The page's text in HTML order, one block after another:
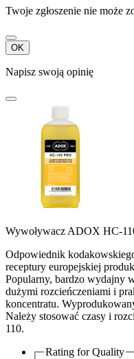
Twoje zgłoszenie nie może
OK
Napisz swoją opinię
Wywoływacz ADOX HC-
Odpowiednik
receptury europejskiej
Popularny, bardzo wydajny
dużymi rozcieńczeniami i
koncentratu.
Należy stosować czasy i
110.
Rating forQuality